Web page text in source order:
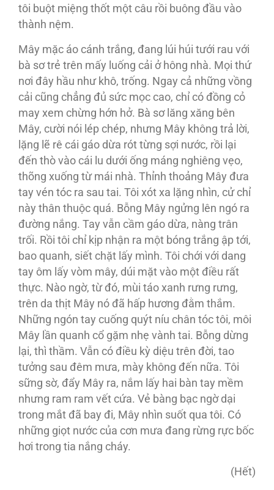
tôi buột miệng thốt một câu rồi buông đầu vào
thành nệm.
Mây mặc áo cánh trắng, đang lúi húi tưới rau với
bà sơ trẻ trên mấy luống cải ở hông nhà. Mọi thứ
nơi đây hầu như khô, trống. Ngay cả những vồng
cải cũng chẳng đủ sức mọc cao, chỉ có đồng cỏ
may xem chừng hớn hở. Bà sơ lăng xăng bên
Mây, cười nói lép chép, nhưng Mây không trả lời,
lặng lẽ rê cái gáo dừa rót từng sợi nước, rồi lại
đến thò vào cái lu dưới ống máng nghiêng vẹo,
thõng xuống từ mái nhà. Thỉnh thoảng Mây đưa
tay vén tóc ra sau tai. Tôi xót xa lặng nhìn, cử chỉ
này thân thuộc quá. Bỗng Mây ngửng lên ngó ra
đường nắng. Tay vẫn cầm gáo dừa, nàng trân
trối. Rồi tôi chỉ kịp nhận ra một bóng trắng ập tới,
bao quanh, siết chặt lấy mình. Tôi chới với dang
tay ôm lấy vòm mây, dúi mặt vào một điều rất
thực. Nào ngờ, từ đó, mùi táo xanh rưng rưng,
trên da thịt Mây nó đã hấp hương đằm thắm.
Những ngón tay cuống quýt níu chân tóc tôi, môi
Mây lần quanh cổ gặm nhẹ vành tai. Bỗng dừng
lại, thì thầm. Vẫn có điều kỳ diệu trên đời, tao
tưởng sau đêm mưa, mày không đến nữa. Tôi
sững sờ, đẩy Mây ra, nắm lấy hai bàn tay mềm
nhưng ram ram vết cứa. Vẻ bàng bạc ngờ dại
trong mắt đã bay đi, Mây nhìn suốt qua tôi. Có
những giọt nước của cơn mưa đang rừng rực bốc
hơi trong tia nắng cháy.
(Hết)